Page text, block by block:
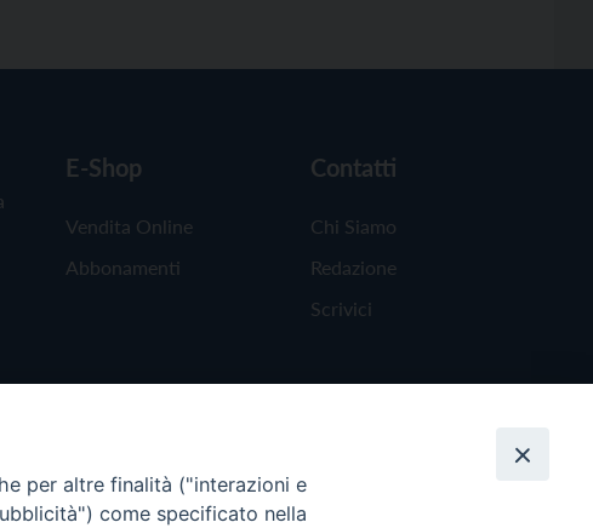
E-Shop
Vendita Online
Abbonamenti
Contatti
Chi Siamo
Redazione
Scrivici
per altre finalità ("interazioni e
come specificato nella